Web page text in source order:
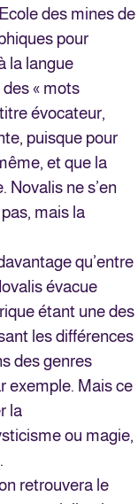
des mines de
pour
la langue
« mots
évocateur,
puisque pour
et que la
Novalis ne s’en
mais la
qu’entre
évacue
étant une des
les différences
des genres
exemple. Mais ce
la
ou magie,
retrouvera le